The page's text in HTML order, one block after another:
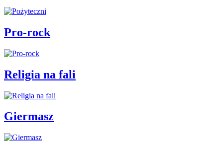
Pro-rock
Religia na fali
Giermasz